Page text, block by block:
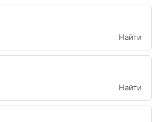
Найти
Найти